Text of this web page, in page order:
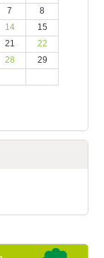
7
8
14
15
21
22
28
29